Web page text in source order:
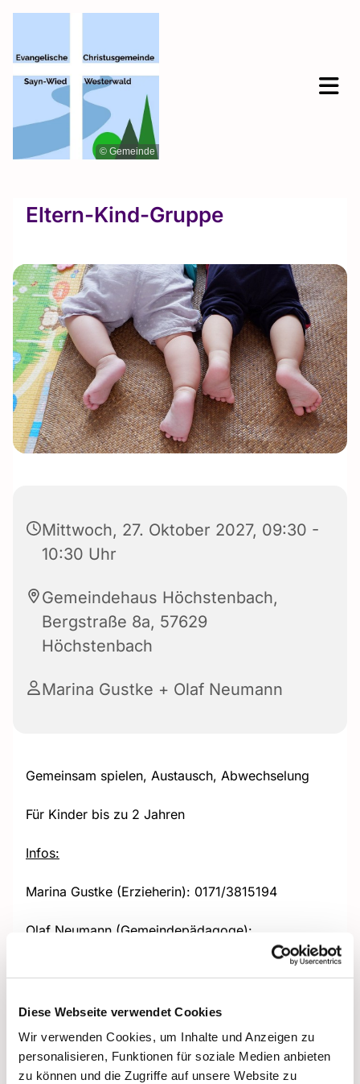
Diese Webseite verwendet Cookies
Wir verwenden Cookies, um Inhalte und Anzeigen zu
personalisieren, Funktionen für soziale Medien anbieten
zu können und die Zugriffe auf unsere Website zu
© Gemeinde
Eltern-Kind-Gruppe
Mittwoch, 27. Oktober 2027, 09:30 -
10:30 Uhr
Gemeindehaus Höchstenbach,
Bergstraße 8a, 57629
Höchstenbach
Marina Gustke + Olaf Neumann
Gemeinsam spielen, Austausch, Abwechselung
Für Kinder bis zu 2 Jahren
Infos:
Marina Gustke (Erzieherin): 0171/3815194
Olaf Neumann (Gemeindepädagoge):
0151/53510827 + Olaf.Neumann@ekhn.de